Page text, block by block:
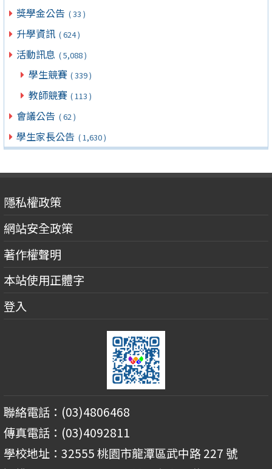
獎學金公告 ( 33 )
升學資訊 ( 624 )
活動訊息 ( 5,088 )
學生競賽 ( 339 )
教師競賽 ( 113 )
會議公告 ( 62 )
學生家長公告 ( 1,630 )
隱私權政策
網站安全政策
著作權聲明
本站使用正體字
登入
聯絡電話：(03)4806468
傳真電話：(03)4092811
學校地址：32555 桃園市龍潭區武中路 227 號